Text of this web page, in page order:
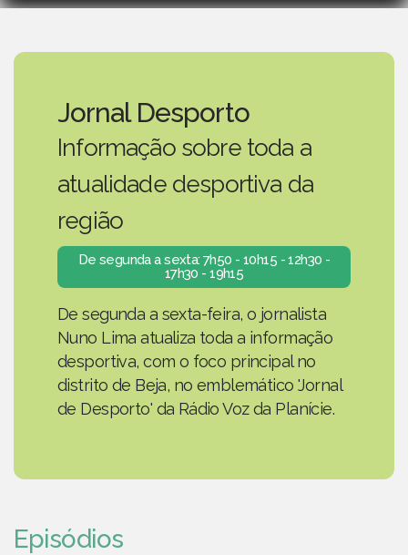
Jornal Desporto
Informação sobre toda a
atualidade desportiva da
região
De segunda a sexta: 7h50 - 10h15 - 12h30 -
17h30 - 19h15
De segunda a sexta-feira, o jornalista
Nuno Lima atualiza toda a informação
desportiva, com o foco principal no
distrito de Beja, no emblemático 'Jornal
de Desporto' da Rádio Voz da Planície.
Episódios